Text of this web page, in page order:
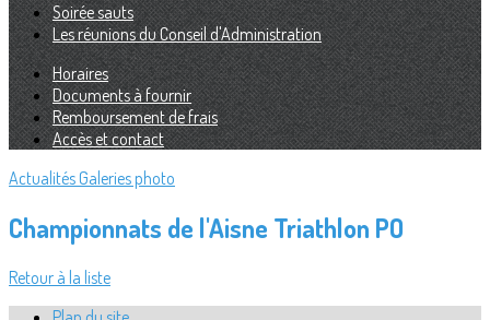
Soirée sauts
Les réunions du Conseil d'Administration
Horaires
Documents à fournir
Remboursement de frais
Accès et contact
Actualités Galeries photo
Championnats de l'Aisne Triathlon PO
Retour à la liste